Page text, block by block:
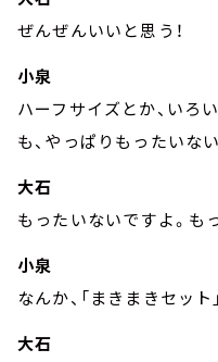
ぜんぜんいいと思う！
小泉
ハーフサイズとか、いろ
も、やっぱりもったいな
大石
もったいないですよ。も
小泉
なんか、「まきまきセッ
大石